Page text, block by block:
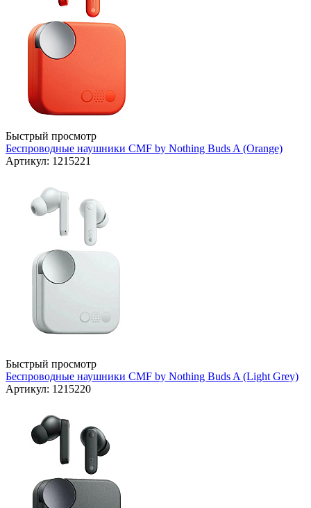
Быстрый просмотр
Беспроводные наушники CMF by Nothing Buds A (Orange)
Артикул: 1215221
Быстрый просмотр
Беспроводные наушники CMF by Nothing Buds A (Light Grey)
Артикул: 1215220